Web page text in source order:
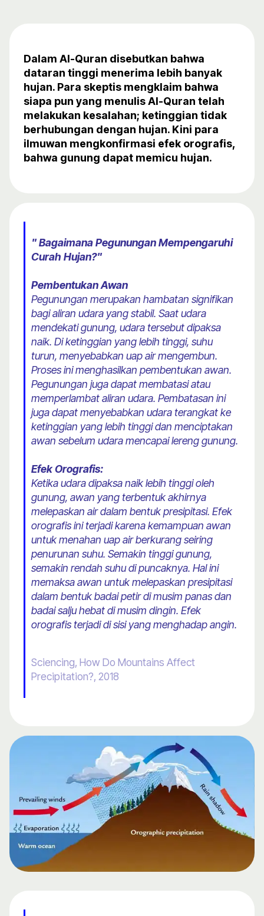
Dalam Al-Quran disebutkan bahwa
dataran tinggi menerima lebih banyak
hujan. Para skeptis mengklaim bahwa
siapa pun yang menulis Al-Quran telah
melakukan kesalahan; ketinggian tidak
berhubungan dengan hujan. Kini para
ilmuwan mengkonfirmasi efek orografis,
bahwa gunung dapat memicu hujan.
" Bagaimana Pegunungan Mempengaruhi
Curah Hujan?"
Pembentukan Awan
Pegunungan merupakan hambatan signifikan
bagi aliran udara yang stabil. Saat udara
mendekati gunung, udara tersebut dipaksa
naik. Di ketinggian yang lebih tinggi, suhu
turun, menyebabkan uap air mengembun.
Proses ini menghasilkan pembentukan awan.
Pegunungan juga dapat membatasi atau
memperlambat aliran udara. Pembatasan ini
juga dapat menyebabkan udara terangkat ke
ketinggian yang lebih tinggi dan menciptakan
awan sebelum udara mencapai lereng gunung.
Efek Orografis:
Ketika udara dipaksa naik lebih tinggi oleh
gunung, awan yang terbentuk akhirnya
melepaskan air dalam bentuk presipitasi. Efek
orografis ini terjadi karena kemampuan awan
untuk menahan uap air berkurang seiring
penurunan suhu. Semakin tinggi gunung,
semakin rendah suhu di puncaknya. Hal ini
memaksa awan untuk melepaskan presipitasi
dalam bentuk badai petir di musim panas dan
badai salju hebat di musim dingin. Efek
orografis terjadi di sisi yang menghadap angin.
Sciencing, How Do Mountains Affect
Precipitation?, 2018